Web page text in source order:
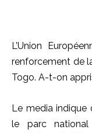
L’Union
renforcement de
Togo. A-t-on
Le media indique
le parc national